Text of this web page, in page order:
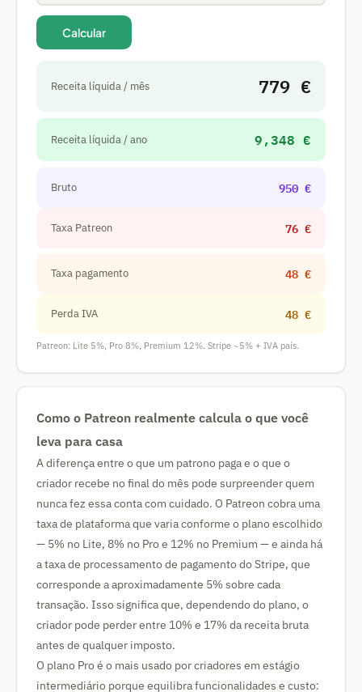
Calcular
Receita líquida / mês 779 €
Receita líquida / ano 9,348 €
Bruto 950 €
Taxa Patreon 76 €
Taxa pagamento 48 €
Perda IVA 48 €
Patreon: Lite 5%, Pro 8%, Premium 12%. Stripe ~5% + IVA país.
Como o Patreon realmente calcula o que você
leva para casa
A diferença entre o que um patrono paga e o que o
criador recebe no final do mês pode surpreender quem
nunca fez essa conta com cuidado. O Patreon cobra uma
taxa de plataforma que varia conforme o plano escolhido
— 5% no Lite, 8% no Pro e 12% no Premium — e ainda há
a taxa de processamento de pagamento do Stripe, que
corresponde a aproximadamente 5% sobre cada
transação. Isso significa que, dependendo do plano, o
criador pode perder entre 10% e 17% da receita bruta
antes de qualquer imposto.
O plano Pro é o mais usado por criadores em estágio
intermediário porque equilibra funcionalidades e custo: